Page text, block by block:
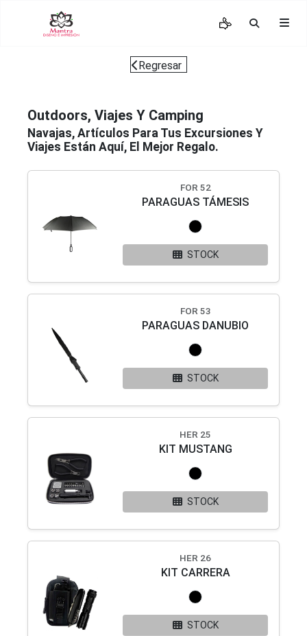
Regresar
Outdoors, Viajes Y Camping
Navajas, Artículos Para Tus Excursiones Y
Viajes Están Aquí, El Mejor Regalo.
FOR 52
PARAGUAS TÁMESIS
STOCK
FOR 53
PARAGUAS DANUBIO
STOCK
HER 25
KIT MUSTANG
STOCK
HER 26
KIT CARRERA
STOCK